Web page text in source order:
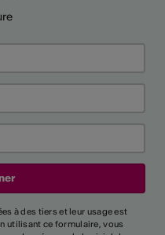
à des tiers et leur usage est
utilisant ce formulaire, vous